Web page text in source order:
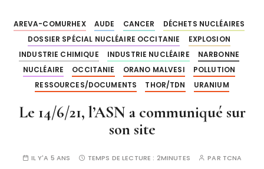
AREVA-COMURHEX AUDE CANCER
DÉCHETS NUCLÉAIRES
DOSSIER SPÉCIAL NUCLÉAIRE OCCITANIE
EXPLOSION
INDUSTRIE CHIMIQUE
INDUSTRIE NUCLÉAIRE
NARBONNE
NUCLÉAIRE
OCCITANIE ORANO MALVESI
POLLUTION
RESSOURCES/DOCUMENTS
THOR/TDN URANIUM
Le 14/6/21, l’ASN a communiqué sur
son site
IL Y'A 5 ANS TEMPS DE LECTURE : 2MINUTES PAR TCNA